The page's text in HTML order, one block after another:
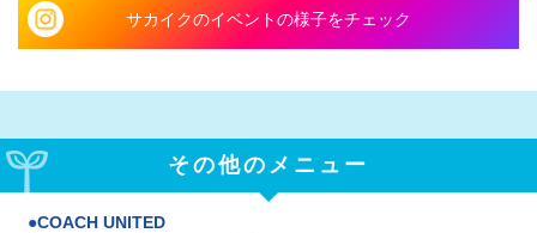
サカイクのイベントの様子をチェック
その他のメニュー
COACH UNITED